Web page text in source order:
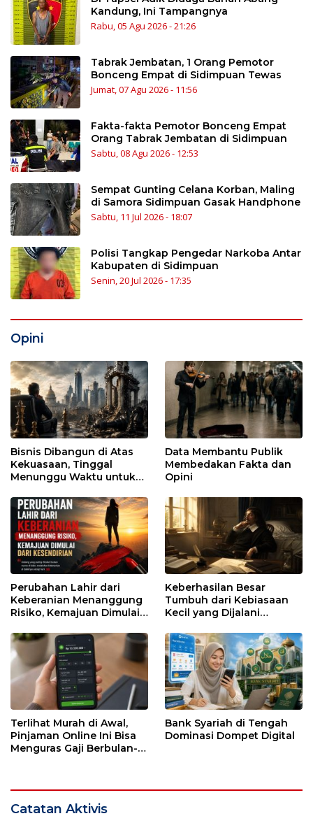
Kandung, Ini Tampangnya
Rabu, 05 Agu 2026 - 21:26
Tabrak Jembatan, 1 Orang Pemotor
Bonceng Empat di Sidimpuan Tewas
Jumat, 07 Agu 2026 - 11:56
Fakta-fakta Pemotor Bonceng Empat
Orang Tabrak Jembatan di Sidimpuan
Sabtu, 08 Agu 2026 - 12:53
Sempat Gunting Celana Korban, Maling
di Samora Sidimpuan Gasak Handphone
Sabtu, 11 Jul 2026 - 18:07
Polisi Tangkap Pengedar Narkoba Antar
Kabupaten di Sidimpuan
Senin, 20 Jul 2026 - 17:35
Opini
Bisnis Dibangun di Atas
Kekuasaan, Tinggal
Menunggu Waktu untuk
Data Membantu Publik
Membedakan Fakta dan
Opini
Perubahan Lahir dari
Keberanian Menanggung
Risiko, Kemajuan Dimulai
Keberhasilan Besar
Tumbuh dari Kebiasaan
Kecil yang Dijalani
Terlihat Murah di Awal,
Pinjaman Online Ini Bisa
Menguras Gaji Berbulan-
Bank Syariah di Tengah
Dominasi Dompet Digital
Catatan Aktivis